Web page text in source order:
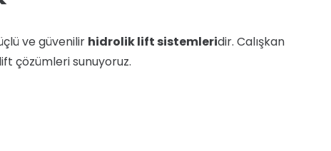
ve güvenilir hidrolik lift sistemleridir. Calışkan
çözümleri sunuyoruz.